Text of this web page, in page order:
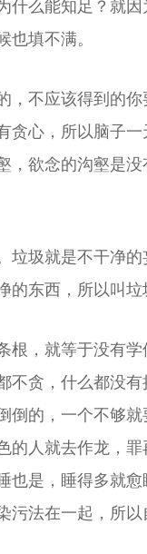
什么能知足？就
也填不满。
，不应该得到的
贪心，所以脑子
，欲念的沟壑是
垃圾就是不干净
东西，所以叫
根，就等于没有
不贪，什么都没
倒的，一个不够
的人就去作龙，
也是，睡得多就
法在一起，所以